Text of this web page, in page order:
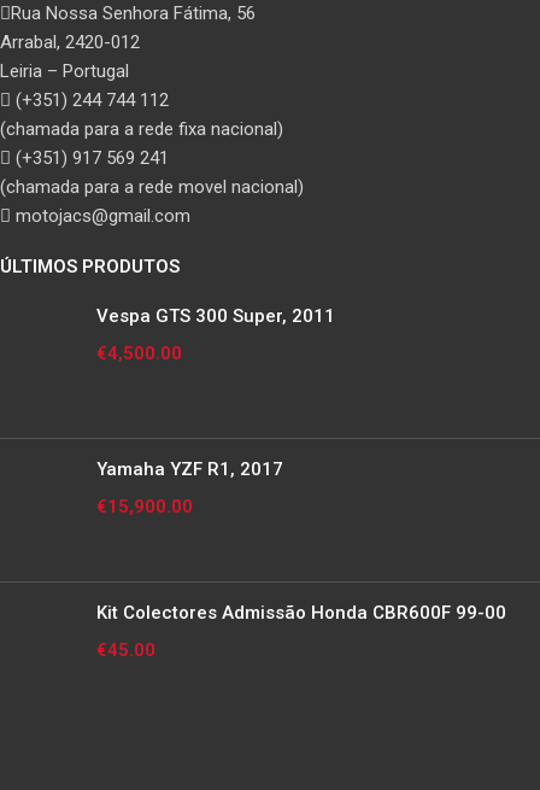
Rua Nossa Senhora Fátima, 56
Arrabal, 2420-012
Leiria – Portugal
(+351) 244 744 112
(chamada para a rede fixa nacional)
(+351) 917 569 241
(chamada para a rede movel nacional)
motojacs@gmail.com
ÚLTIMOS PRODUTOS
Vespa GTS 300 Super, 2011
€4,500.00
Yamaha YZF R1, 2017
€15,900.00
Kit Colectores Admissão Honda CBR600F 99-00
€45.00